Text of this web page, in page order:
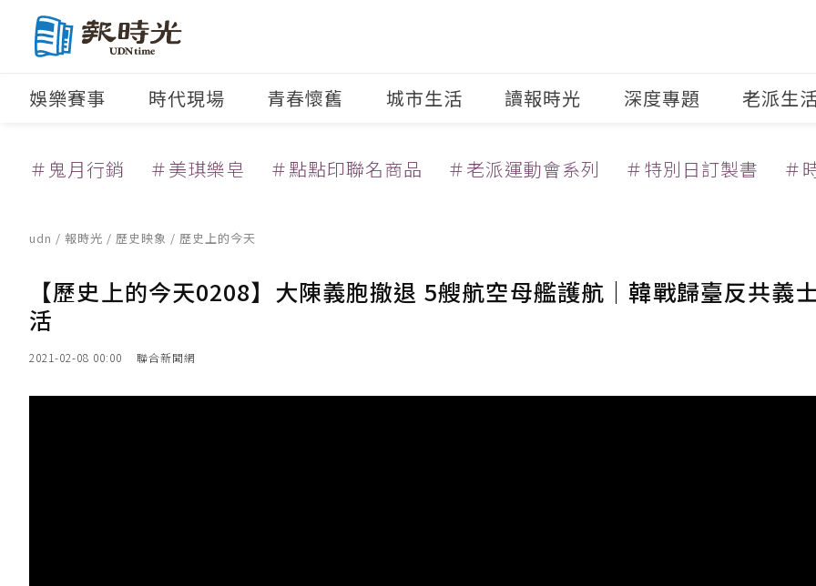
娛樂賽事 時代現場 青春懷舊 城市生活 讀報時光 深度專題 老派生
＃鬼月行銷 ＃美琪樂皂 ＃點點印聯名商品 ＃老派運動會系列 ＃特別日訂製書 ＃
udn / 報時光 / 歷史映象 / 歷史上的今天
【歷史上的今天0208】大陳義胞撤退 5艘航空母艦護航｜韓戰歸臺反共義
活
2021-02-08 00:00 聯合新聞網